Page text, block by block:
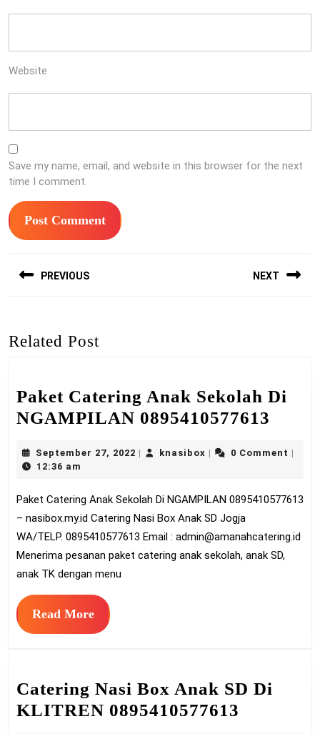
Website
Save my name, email, and website in this browser for the next
time I comment.
navigation
PREVIOUS NEXT
Related Post
Paket Catering Anak Sekolah Di
NGAMPILAN 0895410577613
Anak
Di
September 27, 2022 September
| knasiboxknasibox
| 0 Comment |
12:36 am
Paket Catering Anak Sekolah Di NGAMPILAN 0895410577613
– nasibox.my.id Catering Nasi Box Anak SD Jogja
WA/TELP. 0895410577613 Email : admin@amanahcatering.id
Menerima pesanan paket catering anak sekolah, anak SD,
anak TK dengan menu
Read MoreRead
More
Catering Nasi Box Anak SD Di
KLITREN 0895410577613